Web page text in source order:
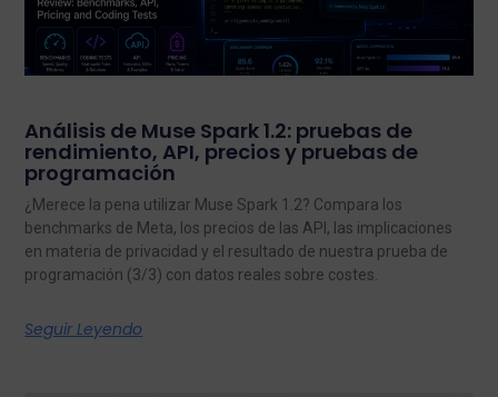
Análisis de Muse Spark 1.2: pruebas de
rendimiento, API, precios y pruebas de
programación
¿Merece la pena utilizar Muse Spark 1.2? Compara los
benchmarks de Meta, los precios de las API, las implicaciones
en materia de privacidad y el resultado de nuestra prueba de
programación (3/3) con datos reales sobre costes.
Seguir Leyendo